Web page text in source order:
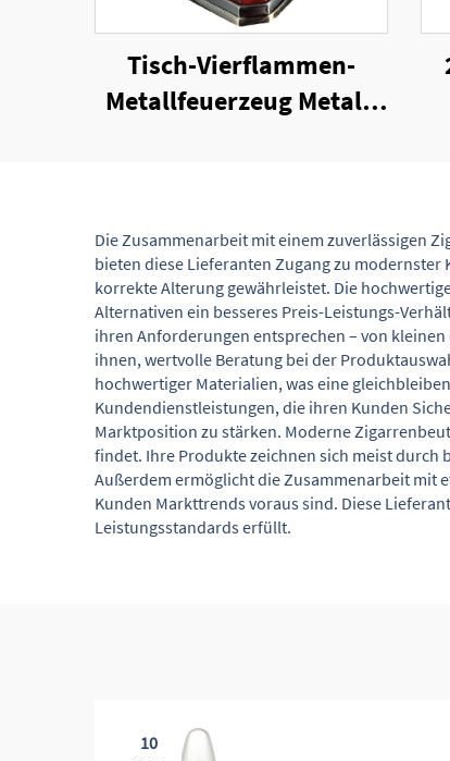
Tisch-Vierflammen-
Metallfeuerzeug Metall-
Zigarrenanzünder
Die Zusammenarbeit mit einem zuverlässigen
bieten diese Lieferanten Zugang zu
korrekte Alterung gewährleistet. Die
Alternativen ein besseres Preis-Leistungs-
ihren Anforderungen entsprechen – von
ihnen, wertvolle Beratung bei der
hochwertiger Materialien, was eine
Kundendienstleistungen, die ihren Kunden
Marktposition zu stärken. Moderne
findet. Ihre Produkte zeichnen sich meist durch
Außerdem ermöglicht die Zusammenarbeit mit
Kunden Markttrends voraus sind. Diese
Leistungsstandards erfüllt.
10